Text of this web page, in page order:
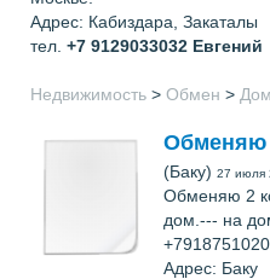
Адрес: Кабиздара, Закаталы
тел. +7 9129033032 Евгений
Недвижимость > Обмен >
Обменяю
(Баку) 27 июля
Обменяю 2
дом.--- на
Адрес: Баку